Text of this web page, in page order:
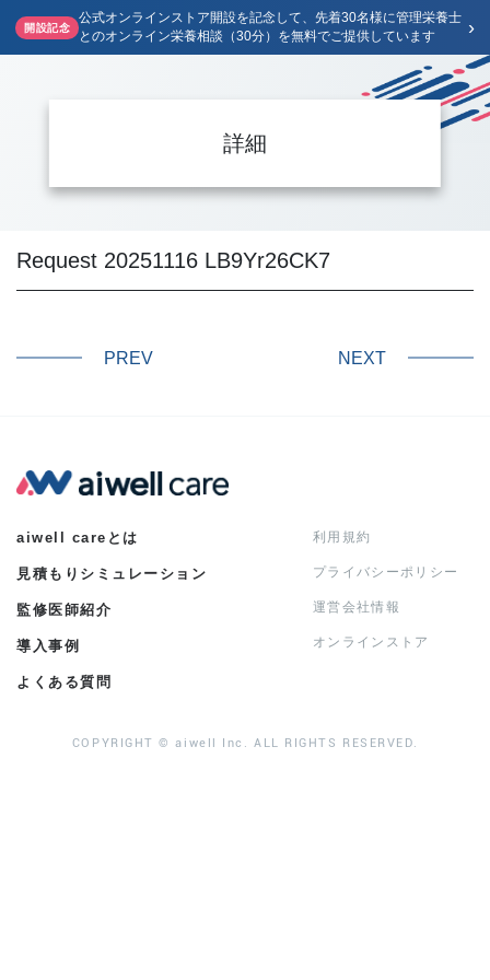
開設記念
公式オンラインストア開設を記念して、先着30名様に管理栄養士
とのオンライン栄養相談（30分）を無料でご提供しています
›
詳細
Request 20251116 LB9Yr26CK7
PREV NEXT
aiwell careとは
見積もりシミュレーション
監修医師紹介
導入事例
よくある質問
利用規約
プライバシーポリシー
運営会社情報
オンラインストア
COPYRIGHT © aiwell Inc. ALL RIGHTS RESERVED.